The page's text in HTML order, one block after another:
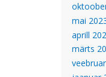
mai
aprill
märts